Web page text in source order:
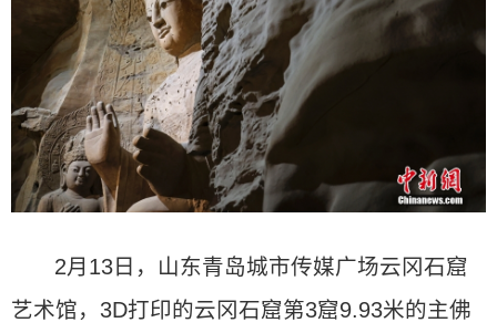
2月13日，山东青岛城市传媒广场云冈石窟
艺术馆，3D打印的云冈石窟第3窟9.93米的主佛